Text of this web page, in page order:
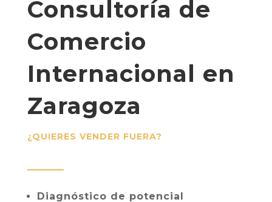
Consultoría de
Comercio
Internacional en
Zaragoza
¿QUIERES VENDER FUERA?
Diagnóstico de potencial